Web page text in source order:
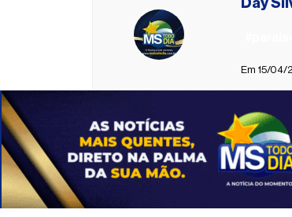
Day
Em 15/04/